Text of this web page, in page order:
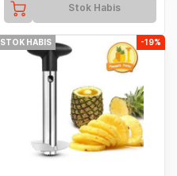
Stok Habis
STOK HABIS -19%